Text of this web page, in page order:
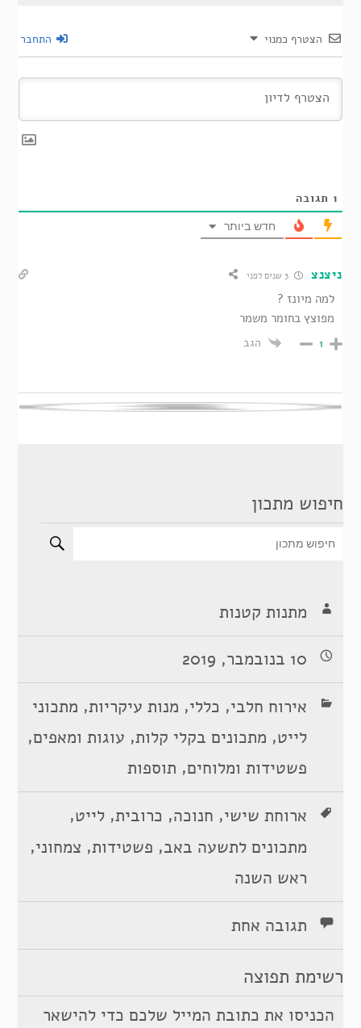
הצטרף כמנוי התחבר
1 תגובה
חדש ביותר
ניצנצ
למה מיונז ?
מפוצץ בחומר משמר
1 הגב
חיפוש מתכון
מתנות קטנות
10 בנובמבר, 2019
אירוח חלבי, כללי, מנות עיקריות, מתכוני
לייט, מתכונים בקלי קלות, עוגות ומאפים,
פשטידות ומלוחים, תוספות
ארוחת שישי, חנוכה, כרובית,לייט,
מתכונים לתשעה באב, פשטידות, צמחוני,
ראש השנה
תגובה אחת
רשימת תפוצה
הכניסו את כתובת המייל שלכם כדי להישאר